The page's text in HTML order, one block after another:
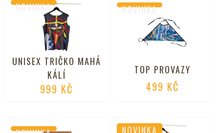
NOVINKA
UNISEX TRIČKO MAHÁ
KÁLÍ
999 KČ
NOVINKA
TOP PROVAZY
499 KČ
NOVINKA